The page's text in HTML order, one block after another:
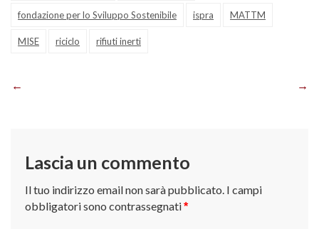
fondazione per lo Sviluppo Sostenibile ispra MATTM
MISE riciclo rifiuti inerti
Navigazione
Lascia un commento
Il tuo indirizzo email non sarà pubblicato. I campi
obbligatori sono contrassegnati*